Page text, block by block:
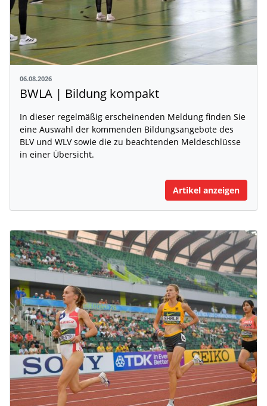
06.08.2026
BWLA | Bildung kompakt
In dieser regelmäßig erscheinenden Meldung finden Sie
eine Auswahl der kommenden Bildungsangebote des
BLV und WLV sowie die zu beachtenden Meldeschlüsse
in einer Übersicht.
Artikel anzeigen